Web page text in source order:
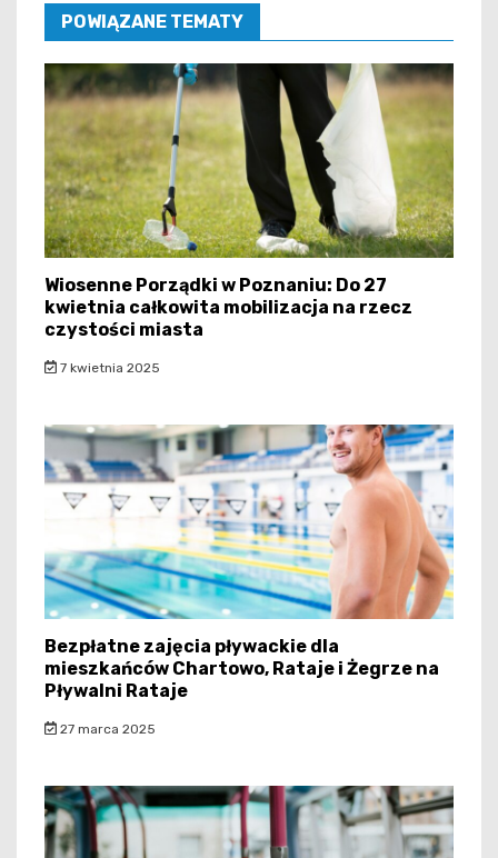
POWIĄZANE TEMATY
Wiosenne Porządki w Poznaniu: Do 27
kwietnia całkowita mobilizacja na rzecz
czystości miasta
7 kwietnia 2025
Bezpłatne zajęcia pływackie dla
mieszkańców Chartowo, Rataje i Żegrze na
Pływalni Rataje
27 marca 2025